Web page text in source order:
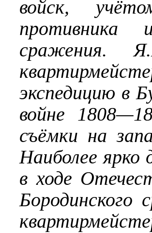
войск,
сражения.
экспедицию в
войне
съёмки на
Наиболее ярко
в ходе
Бородинского